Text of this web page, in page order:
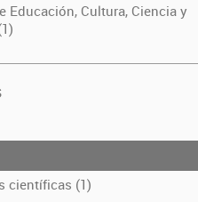
Educación, Cultura, Ciencia y
científicas (1)